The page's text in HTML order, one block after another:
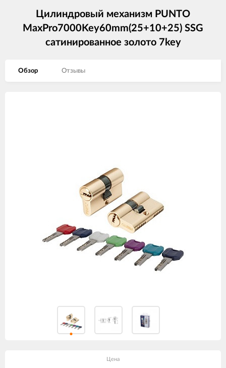
Цилиндровый механизм PUNTO
MaxPro7000Key60mm(25+10+25) SSG
сатинированное золото 7key
Обзор Отзывы
Цена